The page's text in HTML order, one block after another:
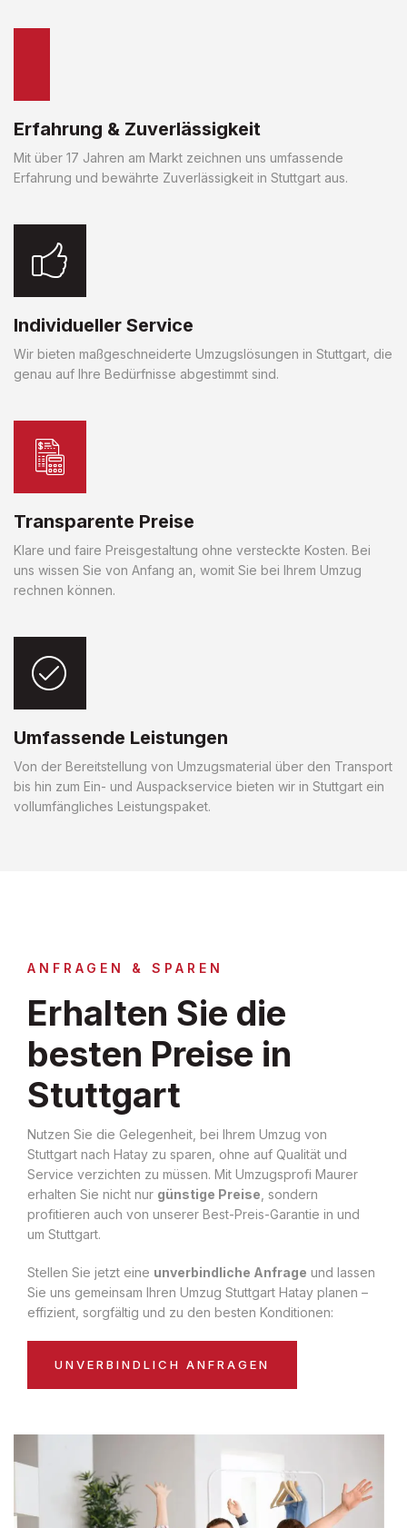
Erfahrung & Zuverlässigkeit
Mit über 17 Jahren am Markt zeichnen uns umfassende
Erfahrung und bewährte Zuverlässigkeit in Stuttgart aus.
Individueller Service
Wir bieten maßgeschneiderte Umzugslösungen in Stuttgart, die
genau auf Ihre Bedürfnisse abgestimmt sind.
Transparente Preise
Klare und faire Preisgestaltung ohne versteckte Kosten. Bei
uns wissen Sie von Anfang an, womit Sie bei Ihrem Umzug
rechnen können.
Umfassende Leistungen
Von der Bereitstellung von Umzugsmaterial über den Transport
bis hin zum Ein- und Auspackservice bieten wir in Stuttgart ein
vollumfängliches Leistungspaket.
ANFRAGEN & SPAREN
Erhalten Sie die
besten Preise in
Stuttgart
Nutzen Sie die Gelegenheit, bei Ihrem Umzug von
Stuttgart nach Hatay zu sparen, ohne auf Qualität und
Service verzichten zu müssen. Mit Umzugsprofi Maurer
erhalten Sie nicht nur günstige Preise , sondern
profitieren auch von unserer Best-Preis-Garantie in und
um Stuttgart.
Stellen Sie jetzt eine unverbindliche Anfrage und lassen
Sie uns gemeinsam Ihren Umzug Stuttgart Hatay planen –
effizient, sorgfältig und zu den besten Konditionen:
UNVERBINDLICH ANFRAGEN